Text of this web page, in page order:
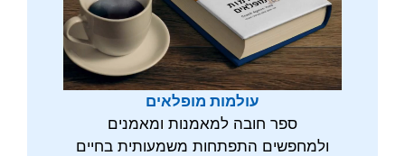
עולמות מופלאים
ספר חובה למאמנות ומאמנים
ולמחפשים התפתחות משמעותית בחיים